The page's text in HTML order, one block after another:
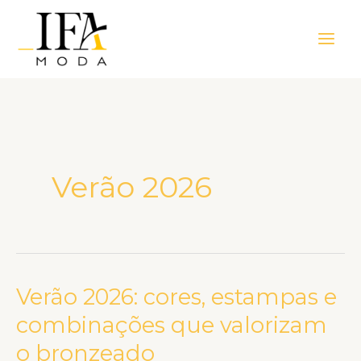
Menu
Verão 2026
Verão 2026: cores, estampas e
combinações que valorizam
o bronzeado
Verão
cores,
estampas